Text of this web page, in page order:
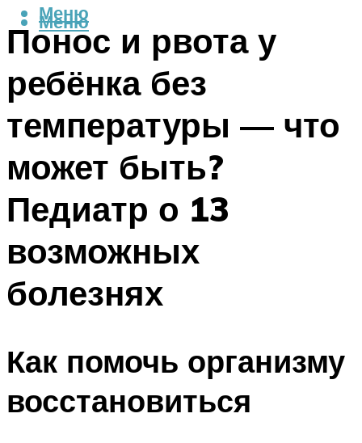
Меню
Меню
Понос и рвота у
ребёнка без
температуры — что
может быть?
Педиатр о 13
возможных
болезнях
Как помочь организму
восстановиться